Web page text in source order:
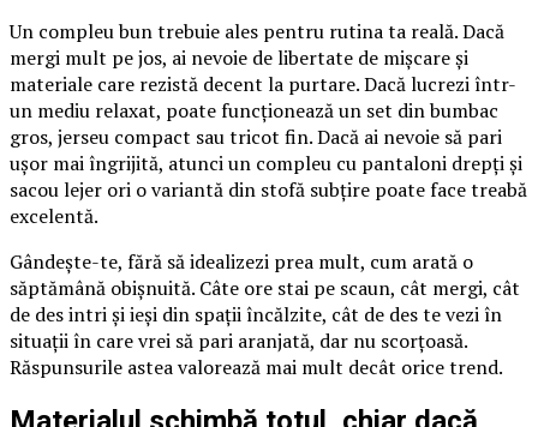
Un compleu bun trebuie ales pentru rutina ta reală. Dacă
mergi mult pe jos, ai nevoie de libertate de mișcare și
materiale care rezistă decent la purtare. Dacă lucrezi într-
un mediu relaxat, poate funcționează un set din bumbac
gros, jerseu compact sau tricot fin. Dacă ai nevoie să pari
ușor mai îngrijită, atunci un compleu cu pantaloni drepți și
sacou lejer ori o variantă din stofă subțire poate face treabă
excelentă.
Gândește-te, fără să idealizezi prea mult, cum arată o
săptămână obișnuită. Câte ore stai pe scaun, cât mergi, cât
de des intri și ieși din spații încălzite, cât de des te vezi în
situații în care vrei să pari aranjată, dar nu scorțoasă.
Răspunsurile astea valorează mai mult decât orice trend.